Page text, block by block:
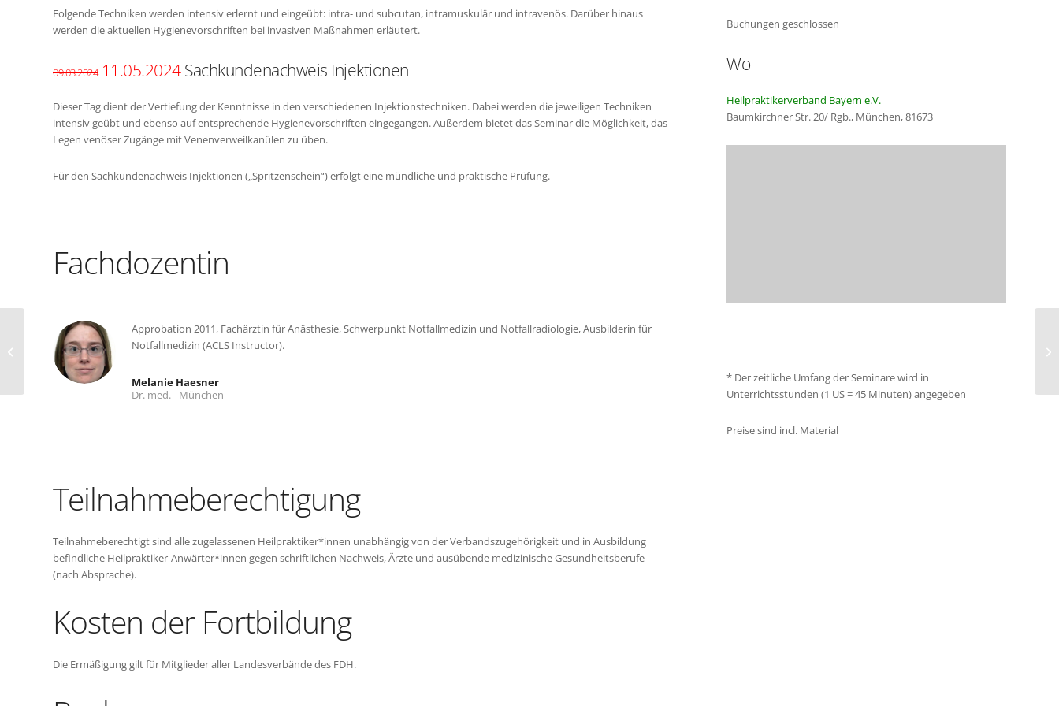
Folgende Techniken werden intensiv erlernt und eingeübt: intra- und subcutan, intramuskulär und intravenös. Darüber hinaus
werden die aktuellen Hygienevorschriften bei invasiven Maßnahmen erläutert.
09.03.202411.05.2024Sachkundenachweis Injektionen
Dieser Tag dient der Vertiefung der Kenntnisse in den verschiedenen Injektionstechniken. Dabei werden die jeweiligen Techniken
intensiv geübt und ebenso auf entsprechende Hygienevorschriften eingegangen. Außerdem bietet das Seminar die Möglichkeit, das
Legen venöser Zugänge mit Venenverweilkanülen zu üben.
Für den Sachkundenachweis Injektionen („Spritzenschein“) erfolgt eine mündliche und praktische Prüfung.
Fachdozentin
Approbation 2011, Fachärztin für Anästhesie, Schwerpunkt Notfallmedizin und Notfallradiologie, Ausbilderin für
Notfallmedizin (ACLS Instructor).
Melanie Haesner
Dr. med. - München
Teilnahmeberechtigung
Teilnahmeberechtigt sind alle zugelassenen Heilpraktiker*innen unabhängig von der Verbandszugehörigkeit und in Ausbildung
befindliche Heilpraktiker-Anwärter*innen gegen schriftlichen Nachweis, Ärzte und ausübende medizinische Gesundheitsberufe
(nach Absprache).
Kosten der Fortbildung
Die Ermäßigung gilt für Mitglieder aller Landesverbände des FDH.
Buchungen geschlossen
Wo
Heilpraktikerverband Bayern e.V.
Baumkirchner Str. 20/ Rgb., München, 81673
* Der zeitliche Umfang der Seminare wird in
Unterrichtsstunden (1 US = 45 Minuten) angegeben
Preise sind incl. Material
Traditionell chinesische Pulsdiagnose